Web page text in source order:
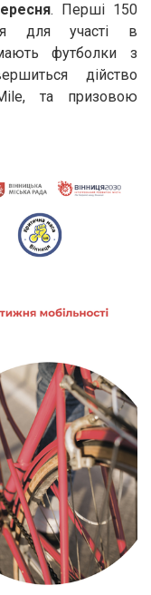
. Перші 150
для участі в
футболки з
дійство
та призовою